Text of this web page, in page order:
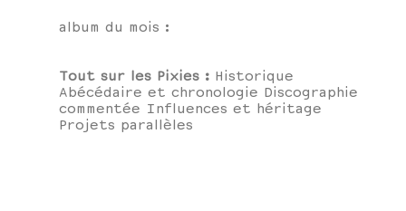
album du mois :
Tout sur les Pixies : Historique
Abécédaire et chronologie Discographie
commentée Influences et héritage
Projets parallèles